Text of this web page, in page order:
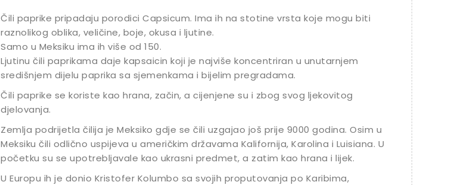
Čili paprike pripadaju porodici Capsicum. Ima ih na stotine vrsta koje mogu biti
raznolikog oblika, veličine, boje, okusa i ljutine.
Samo u Meksiku ima ih više od 150.
Ljutinu čili paprikama daje kapsaicin koji je najviše koncentriran u unutarnjem
središnjem dijelu paprika sa sjemenkama i bijelim pregradama.
Čili paprike se koriste kao hrana, začin, a cijenjene su i zbog svog ljekovitog
djelovanja.
Zemlja podrijetla čilija je Meksiko gdje se čili uzgajao još prije 9000 godina. Osim u
Meksiku čili odlično uspijeva u američkim državama Kalifornija, Karolina i Luisiana. U
početku su se upotrebljavale kao ukrasni predmet, a zatim kao hrana i lijek.
U Europu ih je donio Kristofer Kolumbo sa svojih proputovanja po Karibima,